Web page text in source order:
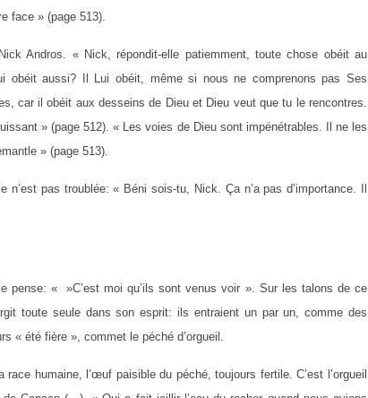
face » (page 513).
Andros. « Nick, répondit-elle patiemment, toute chose obéit au
obéit aussi? Il Lui obéit, même si nous ne comprenons pas Ses
car il obéit aux desseins de Dieu et Dieu veut que tu le rencontres.
» (page 512). « Les voies de Dieu sont impénétrables. Il ne les
» (page 513).
pas troublée: « Béni sois-tu, Nick. Ça n’a pas d’importance. Il
pense: « »C’est moi qu’ils sont venus voir ». Sur les talons de ce
toute seule dans son esprit: ils entraient un par un, comme des
« été fière », commet le péché d’orgueil.
humaine, l’œuf paisible du péché, toujours fertile. C’est l’orgueil